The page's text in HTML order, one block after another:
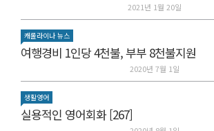
2021년 1월 20일
캐롤라이나 뉴스
여행경비 1인당 4천불, 부부 8천불지원
2020년 7월 1일
생활영어
실용적인 영어회화 [267]